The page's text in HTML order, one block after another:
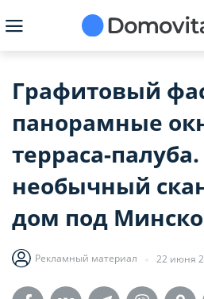
Графитовый
панорамные
терраса-
необычный
дом под
Рекламный материал 22 июня